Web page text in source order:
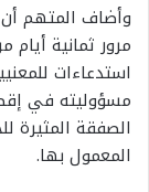
وأضاف المتهم
مرور ثمانية أيام
استدعاءات
مسؤوليته في
المعمول بها.